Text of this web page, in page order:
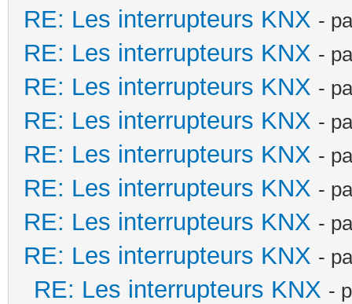
RE: Les interrupteurs KNX -
RE: Les interrupteurs KNX -
RE: Les interrupteurs KNX -
RE: Les interrupteurs KNX -
RE: Les interrupteurs KNX -
RE: Les interrupteurs KNX -
RE: Les interrupteurs KNX -
RE: Les interrupteurs KNX -
RE: Les interrupteurs KNX -